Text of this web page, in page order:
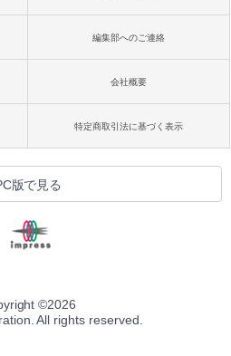
編集部へのご連絡
会社概要
特定商取引法に基づく表示
版で見る
©2026
All rights reserved.